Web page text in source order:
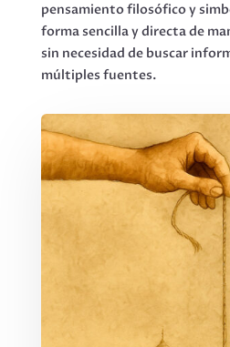
pensamiento filosófico y
forma sencilla y directa de
sin necesidad de buscar
múltiples fuentes.